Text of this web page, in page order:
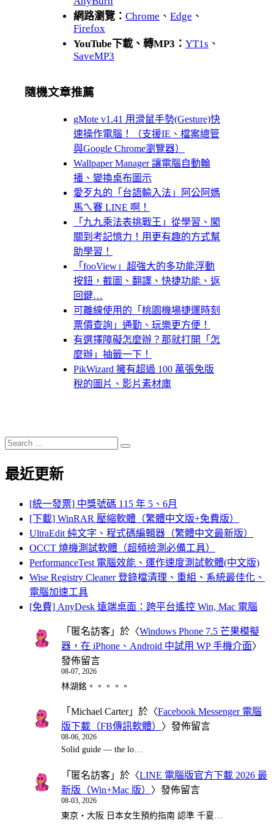
網路瀏覽： Chrome 、 Edge 、
Firefox
YouTube下載、轉MP3： YT1s 、
SaveMP3
隨機文章推薦
gMote v1.41 用滑鼠手勢(Gesture)快
速操作電腦！（支援IE、檔案總管
與Google Chrome瀏覽器）
Wallpaper Manager 讓電腦自動輪
播、變換桌布圖示
愛歹丸的「台語輸入法」阿公阿媽
馬ㄟ賽 LINE 啊！
「九九乘法表挑戰王」從學習、闖
關到考記憶力！用更有趣的方式幫
助學習！
「fooView」超強大的多功能浮動
按鈕，截圖、翻譯、快捷功能、返
回鍵…
可離線使用的「桃園機場捷運時刻
票價查詢」通勤、玩樂更方便！
有選擇障礙怎麼辦？那就打開「怎
麼辦」抽籤一下！
PikWizard 擁有超過 100 萬張免版
稅的圖片、影片素材庫
Search
for:
Search
最近更新
[統一發票] 中獎號碼 115 年 5、6月
[下載] WinRAR 壓縮軟體（繁體中文版+免費版）
UltraEdit 純文字、程式碼編輯器（繁體中文最新版）
OCCT 燒機測試軟體（超頻檢測必備工具）
PerformanceTest 電腦效能、運作速度測試軟體(中文版)
Wise Registry Cleaner 登錄檔清理、重組、系統最佳化、
電腦加速工具
[免費] AnyDesk 遠端桌面：跨平台遙控 Win, Mac 電腦
「 匿名訪客 」於〈Windows Phone 7.5 芒果模擬
器，在 iPhone、Android 中試用 WP 手機介面〉
發佈留言
08-07, 2026
林湖銘。。。。。
「 Michael Carter」於〈Facebook Messenger 電腦
版下載（FB傳訊軟體） 〉發佈留言
08-06, 2026
Solid guide — the lo…
「 匿名訪客 」於〈LINE 電腦版官方下載 2026 最
新版（Win+Mac 版） 〉發佈留言
08-03, 2026
東京・大阪 日本女生預約指南 認準 千夏…